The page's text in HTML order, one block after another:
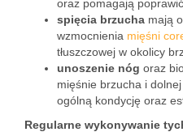
oraz pomagają
spięcia brzucha mają
wzmocnienia mięśni
tłuszczowej w okolicy
unoszenie nóg oraz
mięśnie brzucha i
ogólną kondycję oraz
Regularne wykonywanie